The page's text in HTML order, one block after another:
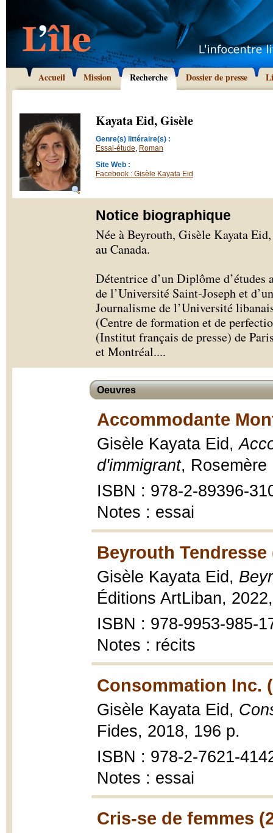
Accueil Mission Recherche Dossier de presse
Kayata Eid, Gisèle
Genre(s) littéraire(s) :
Essai-étude, Roman
Site Web :
Facebook : Gisèle Kayata Eid
Notice biographique
Née à Beyrouth, Gisèle Kayata
au Canada.
Détentrice d’un Diplôme d’études
de l’Université Saint-Joseph et
Journalisme de l’Université
(Centre de formation et de
(Institut français de presse) de
et Montréal....
Oeuvres
Accommodante
Gisèle Kayata Eid,
d'immigrant, Rosemère
ISBN : 978-2-89396-
Notes : essai
Beyrouth Tendresse
Gisèle Kayata Eid,
Éditions ArtLiban,
ISBN : 978-9953-985-
Notes : récits
Consommation Inc.
Gisèle Kayata Eid,
Fides, 2018, 196 p.
ISBN : 978-2-7621-
Notes : essai
Cris-se de femmes